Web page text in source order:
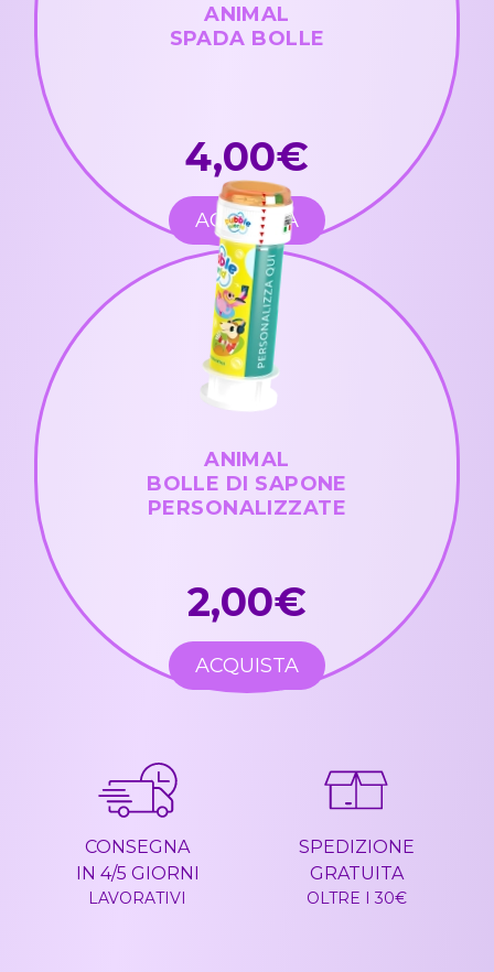
ANIMAL
SPADA BOLLE
4,00€
ACQUISTA
ANIMAL
BOLLE DI SAPONE
PERSONALIZZATE
2,00€
ACQUISTA
CONSEGNA
IN 4/5 GIORNI
LAVORATIVI
SPEDIZIONE
GRATUITA
OLTRE I 30€